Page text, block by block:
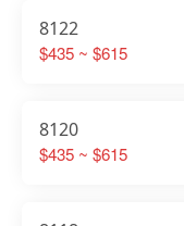
8122
$435 ~ $615
8120
$435 ~ $615